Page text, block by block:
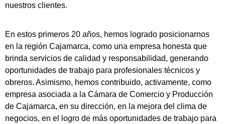
nuestros clientes.
En estos primeros 20 años, hemos logrado posicionarnos
en la región Cajamarca, como una empresa honesta que
brinda servicios de calidad y responsabilidad, generando
oportunidades de trabajo para profesionales técnicos y
obreros. Asimismo, hemos contribuido, activamente, como
empresa asociada a la Cámara de Comercio y Producción
de Cajamarca, en su dirección, en la mejora del clima de
negocios, en el logro de más oportunidades de trabajo para